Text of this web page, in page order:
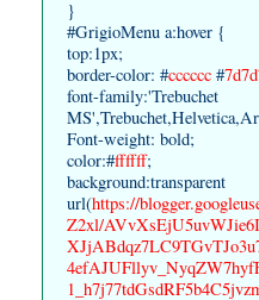
}
#GrigioMenu a:hover {
top:1px;
border-color: #cccccc #
font-family:'Trebuchet
Font-weight: bold;
color:#ffffff;
background:transparent
url(https://
Z2xl/